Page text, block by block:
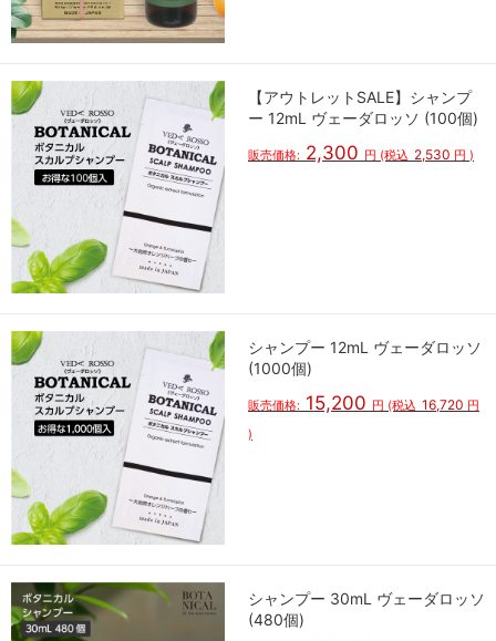
【アウトレットSALE】シャンプ
ー 12mL ヴェーダロッソ (100個)
販売価格: 2,300 円 (税込 2,530 円 )
シャンプー 12mL ヴェーダロッソ
(1000個)
販売価格: 15,200 円 (税込 16,720 円
)
シャンプー 30mL ヴェーダロッソ
(480個)